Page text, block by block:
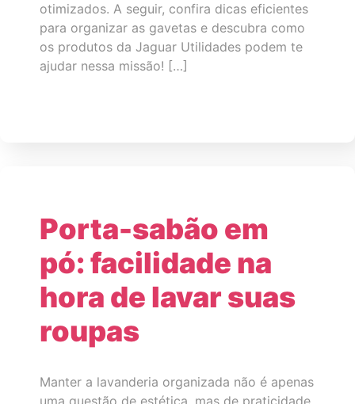
otimizados. A seguir, confira dicas eficientes
para organizar as gavetas e descubra como
os produtos da Jaguar Utilidades podem te
ajudar nessa missão! […]
Porta-sabão em
pó: facilidade na
hora de lavar suas
roupas
Manter a lavanderia organizada não é apenas
uma questão de estética, mas de praticidade.